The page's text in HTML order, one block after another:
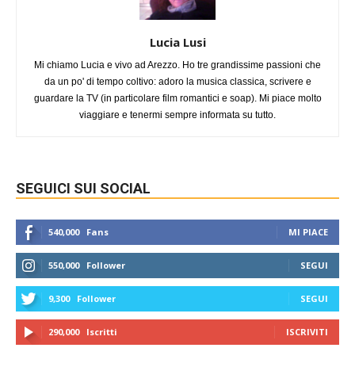
Lucia Lusi
Mi chiamo Lucia e vivo ad Arezzo. Ho tre grandissime passioni che
da un po' di tempo coltivo: adoro la musica classica, scrivere e
guardare la TV (in particolare film romantici e soap). Mi piace molto
viaggiare e tenermi sempre informata su tutto.
SEGUICI SUI SOCIAL
540,000 Fans MI PIACE
550,000 Follower SEGUI
9,300 Follower SEGUI
290,000 Iscritti ISCRIVITI